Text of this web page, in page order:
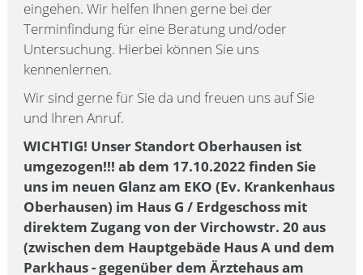
eingehen. Wir helfen Ihnen gerne bei der
Terminfindung für eine Beratung und/oder
Untersuchung. Hierbei können Sie uns
kennenlernen.
Wir sind gerne für Sie da und freuen uns auf Sie
und Ihren Anruf.
WICHTIG! Unser Standort Oberhausen ist
umgezogen!!! ab dem 17.10.2022 finden Sie
uns im neuen Glanz am EKO (Ev. Krankenhaus
Oberhausen) im Haus G / Erdgeschoss mit
direktem Zugang von der Virchowstr. 20 aus
(zwischen dem Hauptgebäde Haus A und dem
Parkhaus - gegenüber dem Ärztehaus am